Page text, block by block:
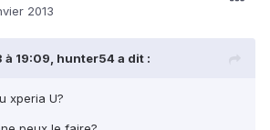
2013
à 19:09, hunter54 a dit :
xperia U?